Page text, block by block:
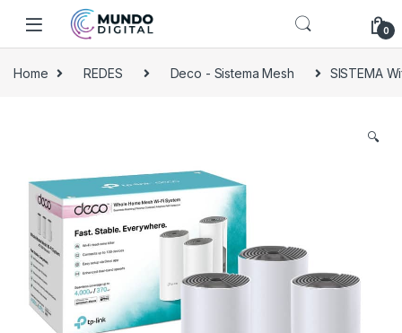
Skip to navigation
Skip to content
0
Home REDES Deco - Sistema Mesh SISTEMA
🔍